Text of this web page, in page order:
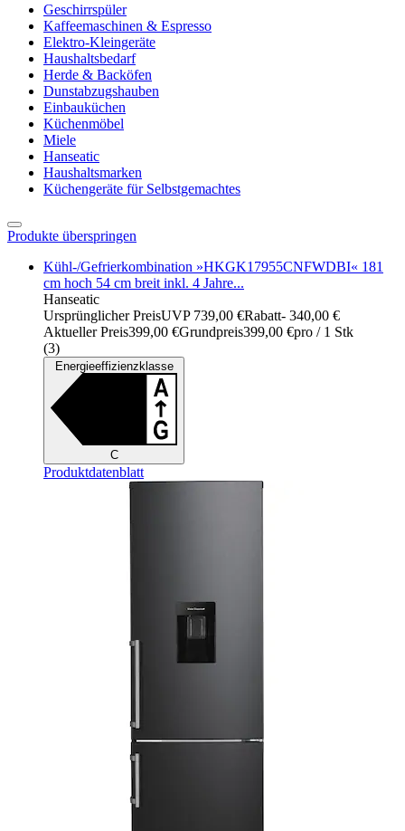
Geschirrspüler
Kaffeemaschinen & Espresso
Elektro-Kleingeräte
Haushaltsbedarf
Herde & Backöfen
Dunstabzugshauben
Einbauküchen
Küchenmöbel
Miele
Hanseatic
Haushaltsmarken
Küchengeräte für Selbstgemachtes
Produkte überspringen
Kühl-/Gefrierkombination »HKGK17955CNFWDBI« 181
cm hoch 54 cm breit inkl. 4 Jahre...
Hanseatic
Ursprünglicher PreisUVP 739,00 €Rabatt- 340,00 €
Aktueller Preis399,00 €Grundpreis399,00 €pro / 1 Stk
(3)
Energieeffizienzklasse
C
Produktdatenblatt